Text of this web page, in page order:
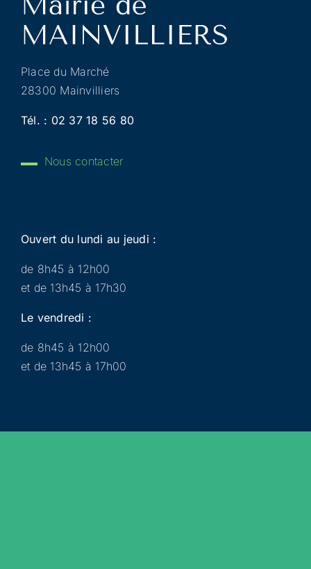
Place du Marché
28300 Mainvilliers
Tél. : 02 37 18 56 80
Nous contacter
Ouvert du lundi au jeudi :
de 8h45 à 12h00
et de 13h45 à 17h30
Le vendredi :
de 8h45 à 12h00
et de 13h45 à 17h00